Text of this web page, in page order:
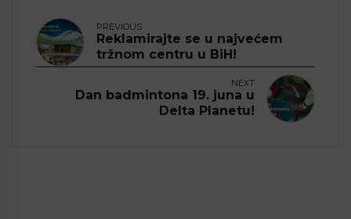
PREVIOUS
Reklamirajte se u najvećem
tržnom centru u BiH!
NEXT
Dan badmintona 19. juna u
Delta Planetu!